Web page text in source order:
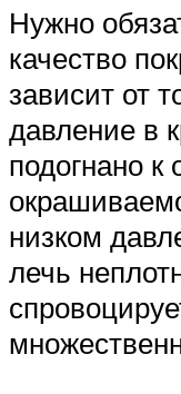
Нужно
качество
зависит от
давление в
подогнано к
низком
лечь